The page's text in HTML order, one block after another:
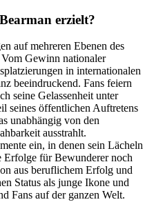
erzielt?
auf mehreren Ebenen des
Gewinn nationaler
in internationalen
beeindruckend. Fans feiern
seine Gelassenheit unter
seines öffentlichen Auftretens
unabhängig von den
ausstrahlt.
ein, in denen sein Lächeln
Erfolge für Bewunderer noch
aus beruflichem Erfolg und
Status als junge Ikone und
Fans auf der ganzen Welt.